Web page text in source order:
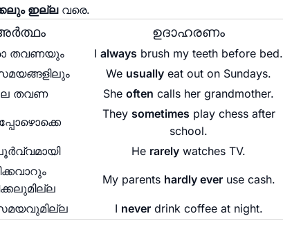
ഇല്ലവരെ.
ഉദാഹരണം
തവണയും I always brush my teeth before bed.
We usually eat out on Sundays.
തവണ She often calls her grandmother.
They sometimes play chess after
school.
He rarely watches TV.
My parents hardly everuse cash.
I neverdrink coffee at night.